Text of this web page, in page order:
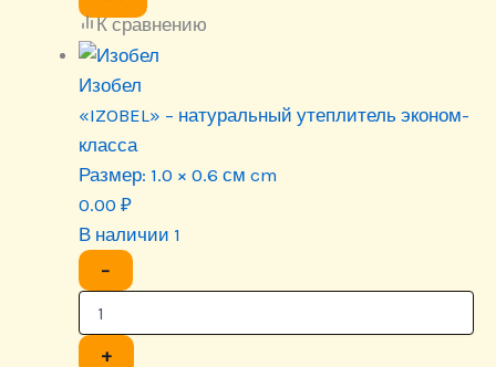
К сравнению
Изобел
«IZOBEL» – натуральный утеплитель эконом-
класса
Размер: 1.0 × 0.6 см cm
0.00 ₽
В наличии 1
−
+